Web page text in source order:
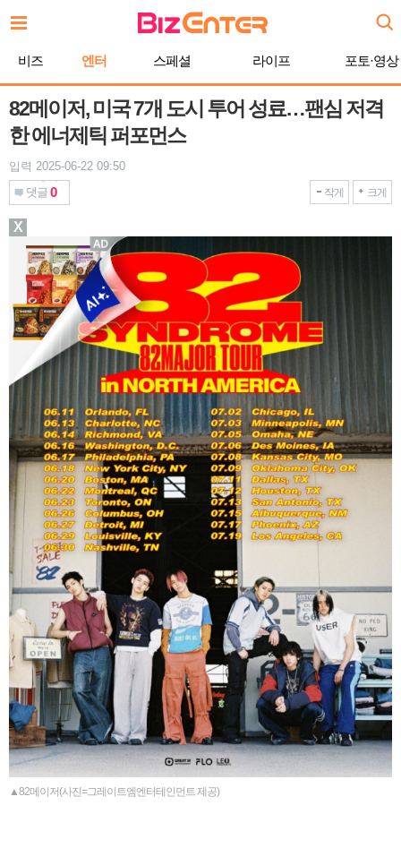
문
비즈 엔터 스페셜 라이프 포토·영상
82메이저, 미국 7개 도시 투어 성료…팬심 저격
한 에너제틱 퍼포먼스
입력 2025-06-22 09:50
댓글 0 작게 크게
▲82메이저(사진=그레이트엠엔터테인먼트 제공)
X